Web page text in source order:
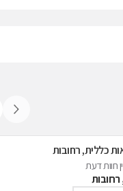
כללית, רחובות
חוות דעת